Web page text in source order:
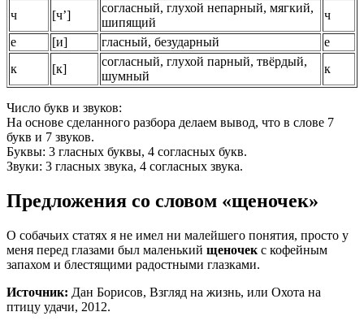
ч
[ч’]
согласный, глухой непарный, мягкий,
шипящий
ч
е
[и] гласный, безударный
е
к
[к]
согласный, глухой парный, твёрдый,
шумный
к
Число букв и звуков:
На основе сделанного разбора делаем вывод, что в слове 7
букв и 7 звуков.
Буквы: 3 гласных буквы, 4 согласных букв.
Звуки: 3 гласных звука, 4 согласных звука.
Предложения со словом «щеночек»
О собачьих статях я не имел ни малейшего понятия, просто у
меня перед глазами был маленький щеночек с кофейным
запахом и блестящими радостными глазками.
Источник: Дан Борисов, Взгляд на жизнь, или Охота на
птицу удачи, 2012.